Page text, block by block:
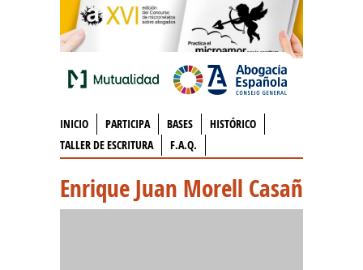
INICIO PARTICIPA BASES
HISTÓRICO
TALLER DE ESCRITURA
F.A.Q.
Enrique Juan Morell Casañ